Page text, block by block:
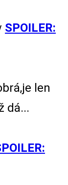
SPOILER:
len
dá...